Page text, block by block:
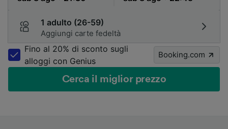
1 adulto (26-59)
Aggiungi carte fedeltà
Fino al 20% di sconto sugli
alloggi con Genius
Booking.com
Cerca il miglior prezzo